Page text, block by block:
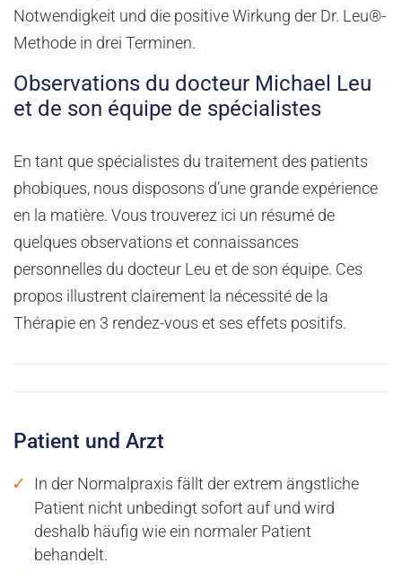
Notwendigkeit und die positive Wirkung der Dr. Leu®-
Methode in drei Terminen.
Observations du docteur Michael Leu
et de son équipe de spécialistes
En tant que spécialistes du traitement des patients
phobiques, nous disposons d’une grande expérience
en la matière. Vous trouverez ici un résumé de
quelques observations et connaissances
personnelles du docteur Leu et de son équipe. Ces
propos illustrent clairement la nécessité de la
Thérapie en 3 rendez-vous et ses effets positifs.
Patient und Arzt
In der Normalpraxis fällt der extrem ängstliche
Patient nicht unbedingt sofort auf und wird
deshalb häufig wie ein normaler Patient
behandelt.